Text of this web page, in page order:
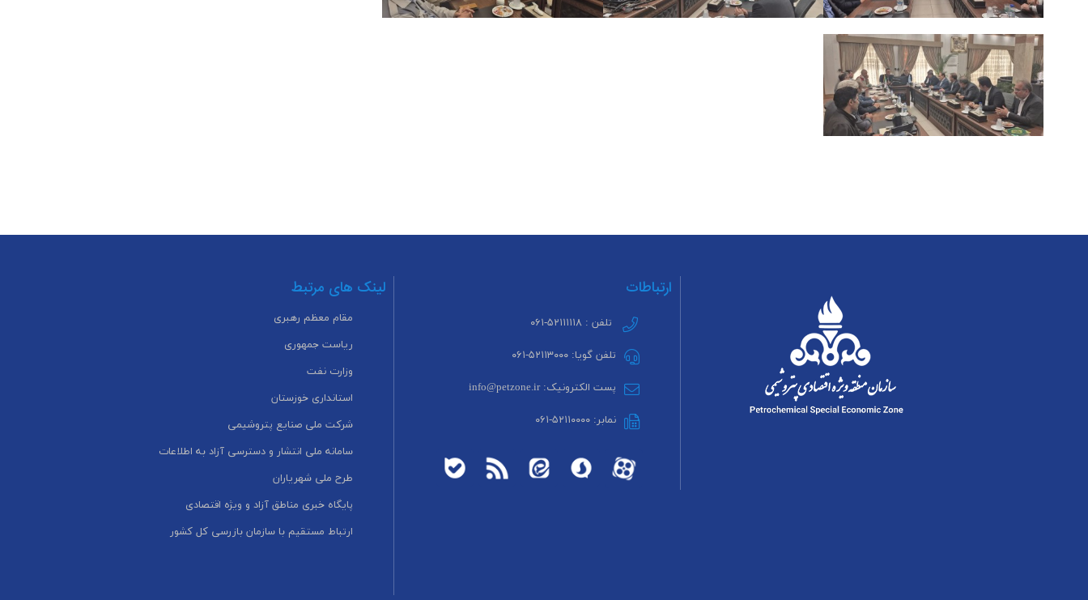
ارتباطات
تلفن : ۵۲۱۱۱۱۱۸-۰۶۱
تلفن گویا: ۵۲۱۱۳۰۰۰-۰۶۱
پست الکترونیک: info@petzone.ir
نمابر: ۵۲۱۱۰۰۰۰-۰۶۱
لینک های مرتبط
مقام معظم رهبری
ریاست جمهوری
وزارت نفت
استانداری خوزستان
شرکت ملی صنایع پتروشیمی
سامانه ملی انتشار و دسترسی آزاد به اطلاعات
طرح ملی شهریاران
پایگاه خبری مناطق آزاد و ویژه اقتصادی
ارتباط مستقیم با سازمان بازرسی کل کشور